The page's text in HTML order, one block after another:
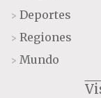
> Deportes
> Regiones
> Mundo